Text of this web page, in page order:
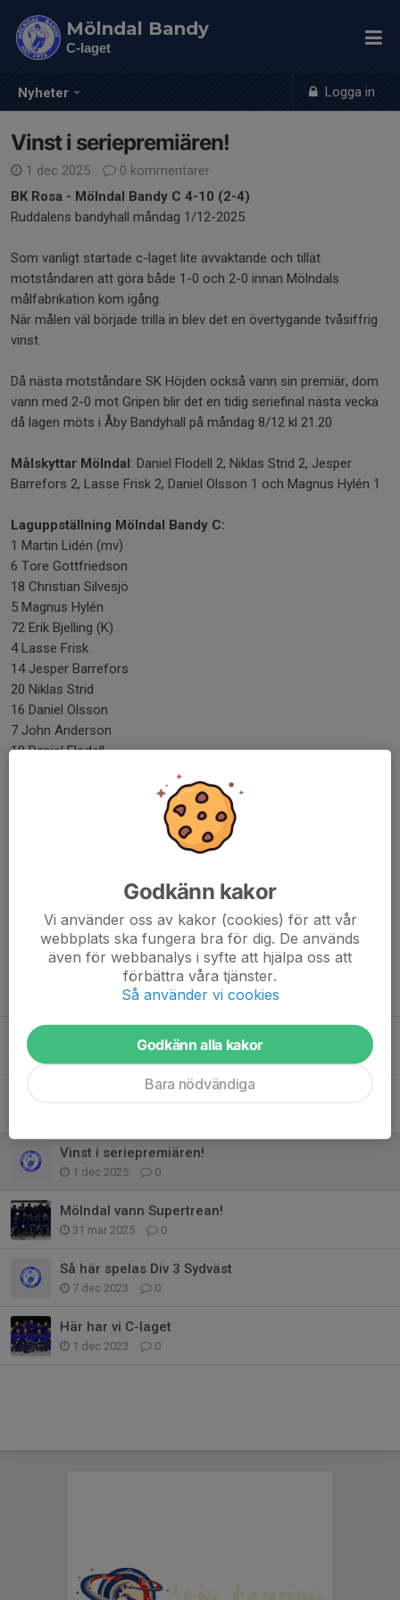
Nyheter Logga in
Mölndal Bandy
C-laget
Vinst i seriepremiären!
1 dec 2025
0 kommentarer
BK Rosa - Mölndal Bandy C 4-10 (2-4)
Ruddalens bandyhall måndag 1/12-2025
Som vanligt startade c-laget lite avvaktande och tillät
motståndaren att göra både 1-0 och 2-0 innan Mölndals
målfabrikation kom igång.
När målen väl började trilla in blev det en övertygande tvåsiffrig
vinst.
Då nästa motståndare SK Höjden också vann sin premiär, dom
vann med 2-0 mot Gripen blir det en tidig seriefinal nästa vecka
då lagen möts i Åby Bandyhall på måndag 8/12 kl 21.20
Målskyttar Mölndal: Daniel Flodell 2, Niklas Strid 2, Jesper
Barrefors 2, Lasse Frisk 2, Daniel Olsson 1 och Magnus Hylén 1
Laguppställning Mölndal Bandy C:
1 Martin Lidén (mv)
6 Tore Gottfriedson
18 Christian Silvesjö
5 Magnus Hylén
72 Erik Bjelling (K)
4 Lasse Frisk
14 Jesper Barrefors
20 Niklas Strid
16 Daniel Olsson
7 John Anderson
10 Daniel Flodell
Tidigare nyheter
Mölndal Bandy C till Final i Supertrean
Höjden en munsbit för c-laget!
Vinst i seriepremiären!
1 dec 2025 0
Mölndal vann Supertrean!
31 mar 2025 0
Så här spelas Div 3 Sydväst
7 dec 2023 0
Här har vi C-laget
1 dec 2023 0
Godkänn kakor
Vi använder oss av kakor (cookies) för att vår
webbplats ska fungera bra för dig. De används
även för webbanalys i syfte att hjälpa oss att
förbättra våra tjänster.
Så använder vi cookies
Godkänn alla kakor
Bara nödvändiga